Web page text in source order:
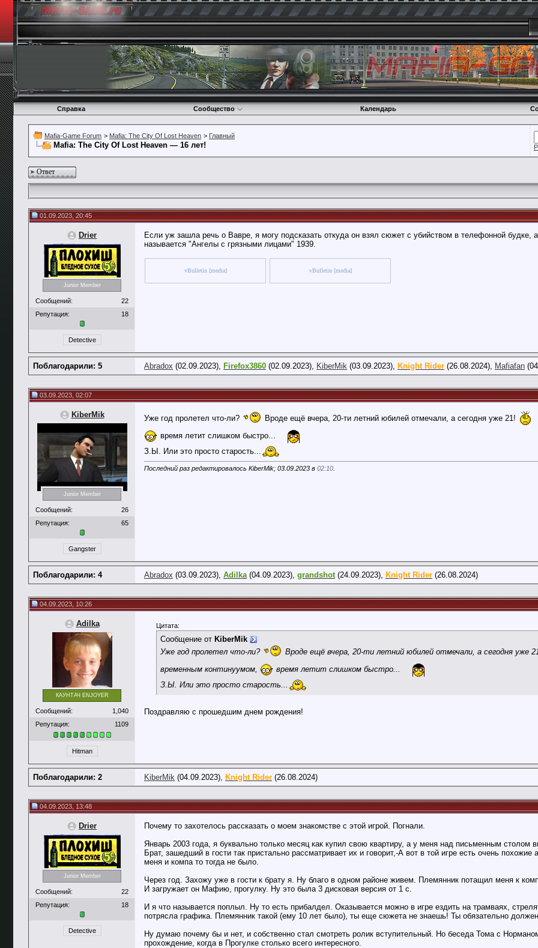
Справка Сообщество Календарь
Mafia-Game Forum > Mafia: The City Of Lost Heaven > Главный
Mafia: The City Of Lost Heaven — 16 лет!
Ответ
01.09.2023, 20:45
Drier
Junior Member
Сообщений:
22
Репутация:
18
Detective
Если уж зашла речь о Вавре, я могу подсказать откуда он взял сюжет с убийством в телефонной
называется "Ангелы с грязными лицами" 1939.
vBulletin [media] vBulletin [media]
Поблагодарили: 5 Abradox (02.09.2023), Firefox3860 (02.09.2023), KiberMik (03.09.2023), Knight Rider (26.08.2024), Mafiafan
03.09.2023, 02:07
KiberMik
Junior Member
Сообщений:
26
Репутация:
65
Gangster
Уже год пролетел что-ли? Вроде ещё вчера, 20-ти летний юбилей отмечали, а сегодня уже 21!
время летит слишком быстро...
З.Ы. Или это просто старость...
Последний раз редактировалось KiberMik; 03.09.2023 в 02:10
Поблагодарили: 4 Abradox (03.09.2023), Adilka(04.09.2023), grandshot(24.09.2023), Knight Rider (26.08.2024)
04.09.2023, 10:26
Adilka
КАУНТАЧ ENJOYER
Сообщений:
1,040
Репутация:
1109
Hitman
Цитата:
Сообщение от KiberMik
Уже год пролетел что-ли?
Вроде ещё вчера, 20-ти летний юбилей отмечали, а сегодня уже
временным континуумом,
время летит слишком быстро...
З.Ы. Или это просто старость...
Поздравляю с прошедшим днем рождения!
Поблагодарили: 2 KiberMik (04.09.2023), Knight Rider (26.08.2024)
04.09.2023, 13:48
Drier
Junior Member
Сообщений:
22
Репутация:
18
Detective
Почему то захотелось рассказать о моем знакомстве с этой игрой. Погнали.
Январь 2003 года, я буквально только месяц как купил свою квартиру, а у меня над письменным
Брат, зашедший в гости так пристально рассматривает их и говорит,-А вот в той игре есть очень
меня и компа то тогда не было.
Через год. Захожу уже в гости к брату я. Ну благо в одном районе живем. Племянник потащил меня к
И загружает он Мафию, прогулку. Ну это была 3 дисковая версия от 1 с.
И я что называется поплыл. Ну то есть прибалдел. Оказывается можно в игре ездить на трамваях,
потрясла графика. Племянник такой (ему 10 лет было), ты еще сюжета не знаешь! Ты обязательно
Ну думаю почему бы и нет, и собственно стал смотреть ролик вступительный. Но беседа Тома с
прохождение, когда в Прогулке столько всего интересного.